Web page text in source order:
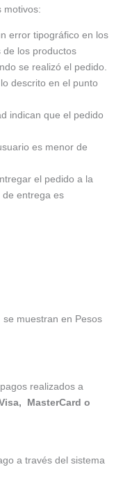
motivos:
error tipográfico en los
de los productos
se realizó el pedido.
descrito en el punto
indican que el pedido
es menor de
el pedido a la
de entrega es
se muestran en Pesos
realizados a
MasterCard o
a través del sistema